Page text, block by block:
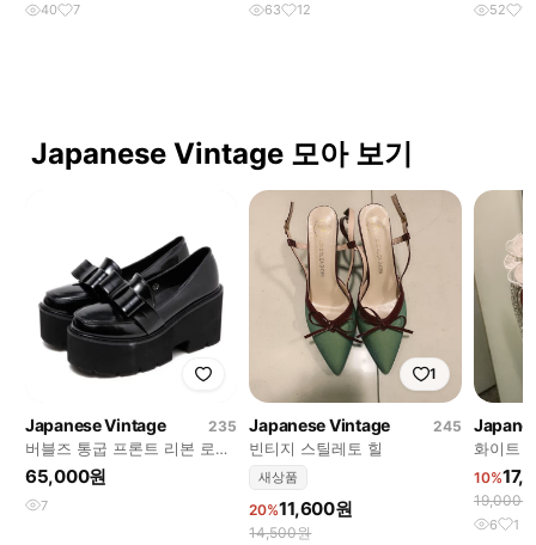
40 7 63 12 52 16
Japanese Vintage 모아 보기
Japanese Vintage
235
버블즈 통굽 프론트 리본 로퍼
지뢰계양산형양지뢰스나계구
두리즈리사로지타요스
65,000원
7
1
Japanese Vintage
245
빈티지 스틸레토 힐
새상품
20%11,600원
14,500원
화이트
10%
19,000원
6 1